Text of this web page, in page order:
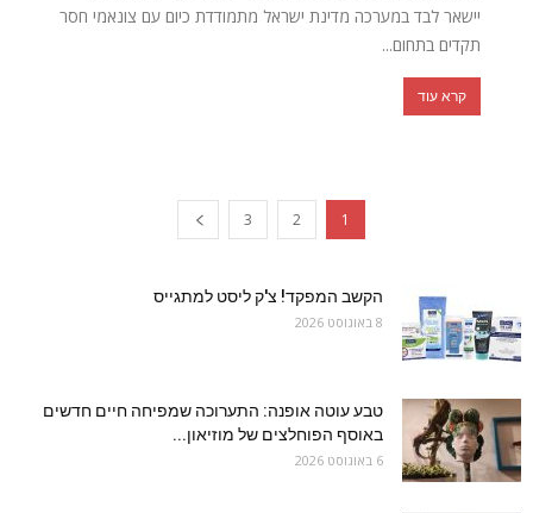
יישאר לבד במערכה מדינת ישראל מתמודדת כיום עם צונאמי חסר
תקדים בתחום...
קרא עוד
1
2
3
הקשב המפקד! צ'ק ליסט למתגייס
8 באוגוסט 2026
טבע עוטה אופנה: התערוכה שמפיחה חיים חדשים
באוסף הפוחלצים של מוזיאון...
6 באוגוסט 2026